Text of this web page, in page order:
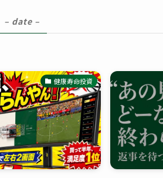
– date –
健康寿命投資